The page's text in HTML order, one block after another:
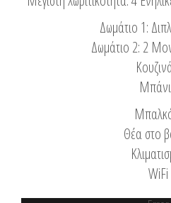
Δωμάτιο 1:
Δωμάτιο 2: 2
Θέα στο
WiFi